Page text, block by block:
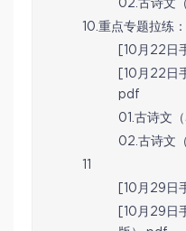
02.古诗文
10.重点专题拉练
[10月22日
[10月22日
pdf
01.古诗文
02.古诗文
[10月29日
[10月29日